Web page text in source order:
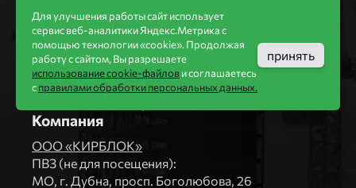
Вяземский кирпичный завод
Продукция
Каталог
Блоки Bonolit
Строительный кирпич
Компания
ООО «КИРБЛОК»
ПВЗ (не для посещения):
МO, г. Дубна, просп. Боголюбова, 26
Для улучшения работы сайт использует
сервис веб-аналитики Яндекс.Метрика с
помощью технологии «cookie». Продолжая
работу с сайтом, Вы разрешаете
использование cookie-файлови соглашаетесь
справилами обработки персональных данных.
принять